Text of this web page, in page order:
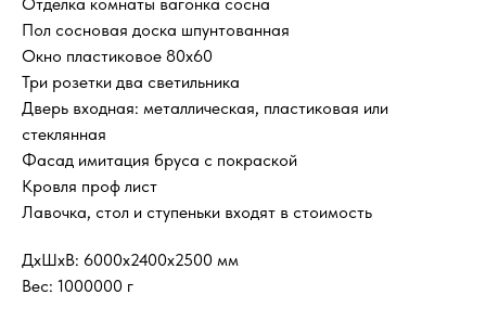
Пол сосновая доска шпунтованная
Окно пластиковое 80x60
Три розетки два светильника
Дверь входная: металлическая, пластиковая или
стеклянная
Фасад имитация бруса с покраской
Кровля проф лист
Лавочка, стол и ступеньки входят в стоимость
ДxШxВ: 6000x2400x2500 мм
Вес: 1000000 г